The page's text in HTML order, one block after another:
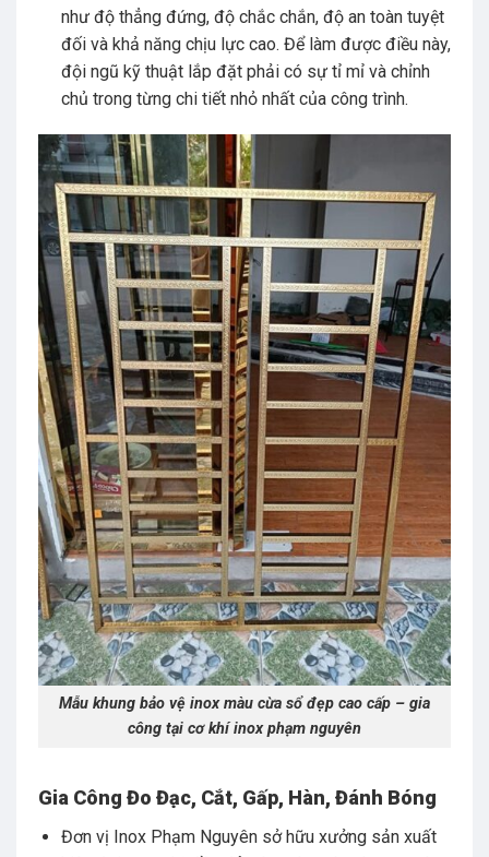
như độ thẳng đứng, độ chắc chắn, độ an toàn tuyệt
đối và khả năng chịu lực cao. Để làm được điều này,
đội ngũ kỹ thuật lắp đặt phải có sự tỉ mỉ và chỉnh
chủ trong từng chi tiết nhỏ nhất của công trình.
Mẫu khung bảo vệ inox màu cừa sổ đẹp cao cấp – gia
công tại cơ khí inox phạm nguyên
Gia Công Đo Đạc, Cắt, Gấp, Hàn, Đánh Bóng
Đơn vị Inox Phạm Nguyên sở hữu xưởng sản xuất